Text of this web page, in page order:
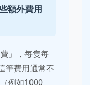
額外費用
」，每隻每
筆費用通常不
例如1000